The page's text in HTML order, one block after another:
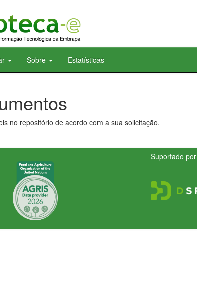
Sobre Estatísticas
no repositório de acordo com a sua solicitação.
Suportado por